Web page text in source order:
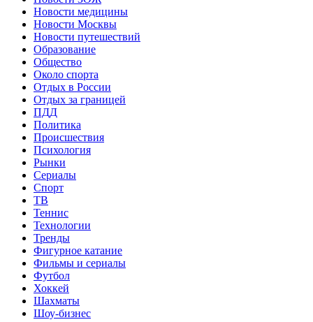
Новости медицины
Новости Москвы
Новости путешествий
Образование
Общество
Около спорта
Отдых в России
Отдых за границей
ПДД
Политика
Происшествия
Психология
Рынки
Сериалы
Спорт
ТВ
Теннис
Технологии
Тренды
Фигурное катание
Фильмы и сериалы
Футбол
Хоккей
Шахматы
Шоу-бизнес